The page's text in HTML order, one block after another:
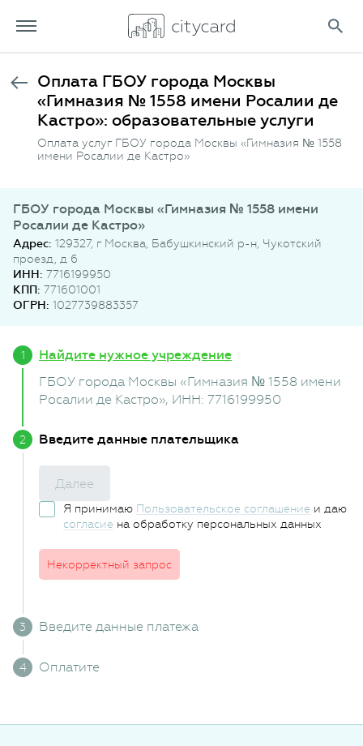
Оплата ГБОУ города Москвы
«Гимназия № 1558 имени Росалии де
Кастро»: образовательные услуги
Оплата услуг ГБОУ города Москвы «Гимназия № 1558
имени Росалии де Кастро»
ГБОУ города Москвы «Гимназия № 1558 имени
Росалии де Кастро»
Адрес: 129327, г Москва, Бабушкинский р-н, Чукотский
проезд, д 6
ИНН: 7716199950
КПП: 771601001
ОГРН: 1027739883357
Найдите нужное учреждение
ГБОУ города Москвы «Гимназия № 1558 имени
Росалии де Кастро», ИНН: 7716199950
Введите данные плательщика
Далее
Я принимаю Пользовательское соглашение и даю
согласие на обработку персональных данных
Некорректный запрос
Введите данные платежа
Оплатите